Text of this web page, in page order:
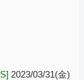
2023/03/31(金)